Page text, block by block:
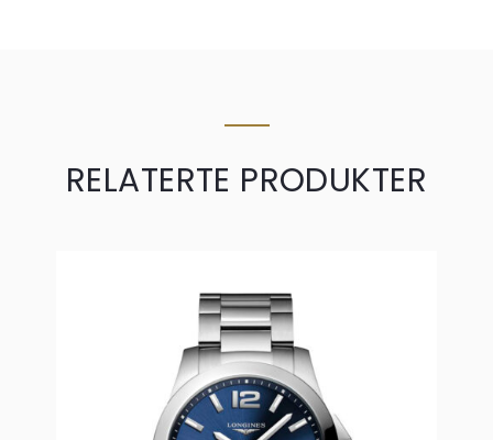
RELATERTE PRODUKTER